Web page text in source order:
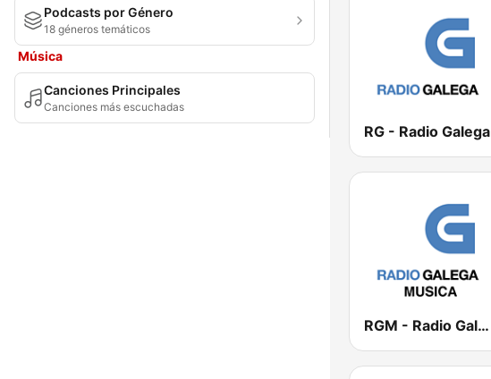
Podcasts por Género
18 géneros temáticos
Música
Canciones Principales
Canciones más escuchadas
RG - Radio Galega
RGM - Radio Galega Música